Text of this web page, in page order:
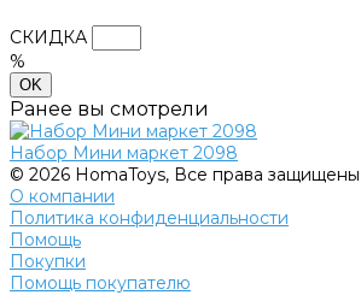
СКИДКА
%
OK
Ранее вы смотрели
Набор Мини маркет 2098
© 2026 HomaToys, Все права защищены
О компании
Политика конфиденциальности
Помощь
Покупки
Помощь покупателю